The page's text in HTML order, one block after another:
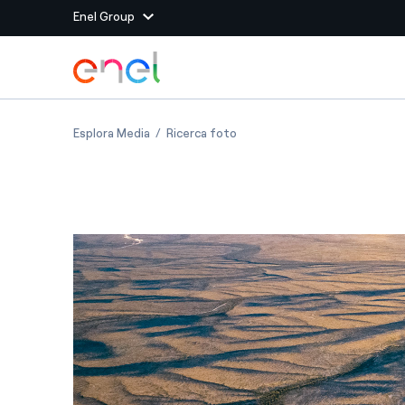
Enel Group
Siti del Gruppo
Enel Green Power
Enel Open Innovability® Un ecosistema globale
con l'Innovability®
Enel Global ProcurementMassimizziamo la
rapporto con i nostri
Enel Foundation
La piattaforma di
energia pulita
Vai al contenuto principale
Esplora MediaMessico: Parco eolico di Amistad
Ricerca foto